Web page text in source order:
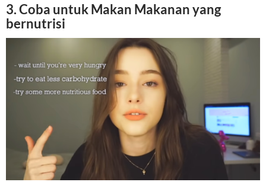
3. Coba untuk Makan Makanan yang
bernutrisi